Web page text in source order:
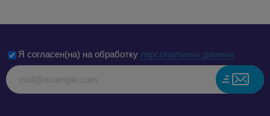
Я согласен(на) на обработку персональных данных